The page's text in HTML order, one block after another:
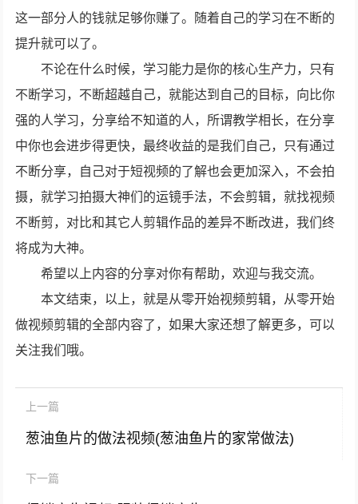
这一部分人的钱就足够你赚了。随着自己的学习在不断的
提升就可以了。
不论在什么时候，学习能力是你的核心生产力，只有
不断学习，不断超越自己，就能达到自己的目标，向比你
强的人学习，分享给不知道的人，所谓教学相长，在分享
中你也会进步得更快，最终收益的是我们自己，只有通过
不断分享，自己对于短视频的了解也会更加深入，不会拍
摄，就学习拍摄大神们的运镜手法，不会剪辑，就找视频
不断剪，对比和其它人剪辑作品的差异不断改进，我们终
将成为大神。
希望以上内容的分享对你有帮助，欢迎与我交流。
本文结束，以上，就是从零开始视频剪辑，从零开始
做视频剪辑的全部内容了，如果大家还想了解更多，可以
关注我们哦。
上一篇
葱油鱼片的做法视频(葱油鱼片的家常做法)
下一篇